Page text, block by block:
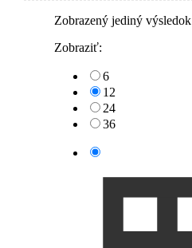
Zobrazený jediný výsledok
Zobraziť:
6
12
24
36